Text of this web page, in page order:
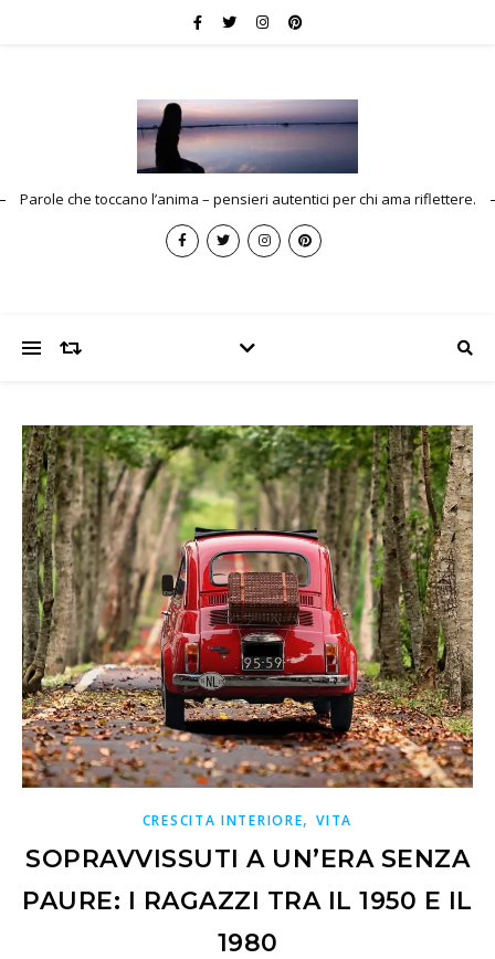
Parole che toccano l’anima – pensieri autentici per chi ama riflettere.
CRESCITA INTERIORE,VITA
SOPRAVVISSUTI A UN’ERA SENZA
PAURE: I RAGAZZI TRA IL 1950 E IL
1980